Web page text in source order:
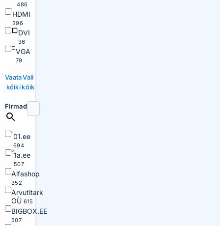
486
HDMI
396
DVI
36
VGA
79
Vaata
kõiki
Vali
kõik
Firmad
01.ee
694
1a.ee
507
Alfashop
352
Arvutitark
OÜ 615
BIGBOX.EE
507